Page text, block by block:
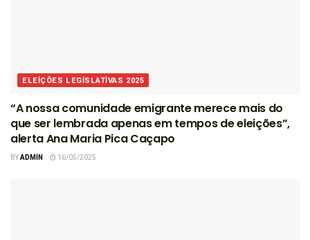
ELEIÇÕES LEGISLATIVAS 2025
“A nossa comunidade emigrante merece mais do
que ser lembrada apenas em tempos de eleições”,
alerta Ana Maria Pica Caçapo
BYADMIN 16/05/2025